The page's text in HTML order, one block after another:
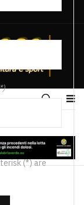
(*) are